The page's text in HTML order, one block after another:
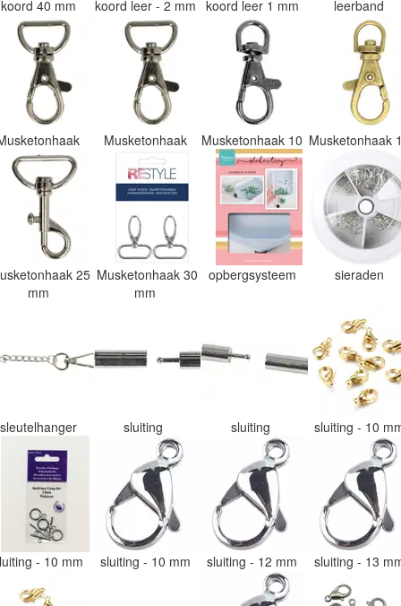
koord 40 mm koord leer - 2 mm koord leer 1 mm leerband
Musketonhaak Musketonhaak 10 Musketonhaak
25
mm
Musketonhaak 30
mm
opbergsysteem sieraden
sleutelhanger sluiting sluiting sluiting - 10
- 10 mm sluiting - 10 mm sluiting - 12 mm sluiting - 13